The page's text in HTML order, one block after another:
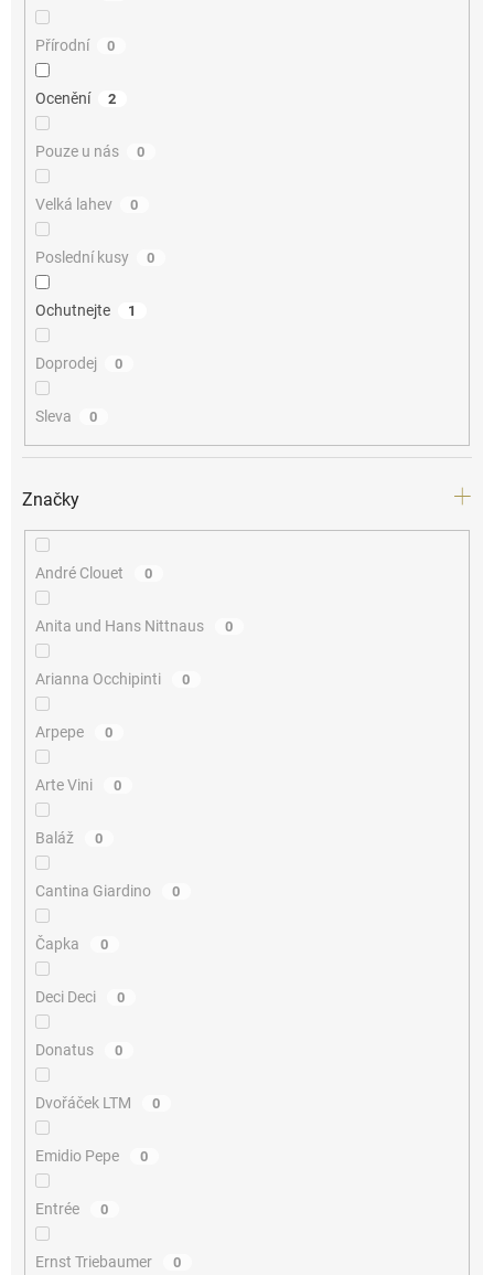
Přírodní 0
Ocenění 2
Pouze u nás 0
Velká lahev 0
Poslední kusy 0
Ochutnejte 1
Doprodej 0
Sleva 0
Značky
André Clouet 0
Anita und Hans Nittnaus 0
Arianna Occhipinti 0
Arpepe 0
Arte Vini 0
Baláž 0
Cantina Giardino 0
Čapka 0
Deci Deci 0
Donatus 0
Dvořáček LTM 0
Emidio Pepe 0
Entrée 0
Ernst Triebaumer 0